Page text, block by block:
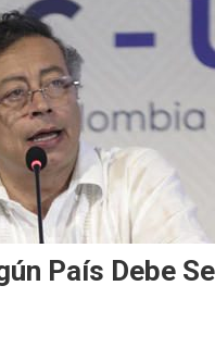
País Debe